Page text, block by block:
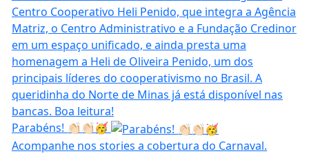
Parabéns! 👏🏻👏🏻🥳
Acompanhe nos stories a cobertura do Carnaval.